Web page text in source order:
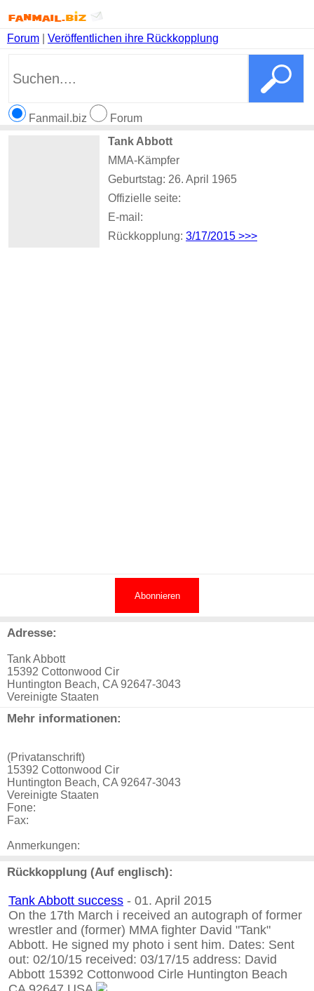
Forum Veröffentlichen ihre Rückkopplung
Fanmail.biz
Forum
Tank Abbott
MMA-Kämpfer
Geburtstag: 26. April 1965
Offizielle seite:
E-mail:
Rückkopplung: 3/17/2015 >>>
Abonnieren
Adresse:
Tank Abbott
15392 Cottonwood Cir
Huntington Beach, CA 92647-3043
Vereinigte Staaten
Mehr informationen:
(Privatanschrift)
15392 Cottonwood Cir
Huntington Beach, CA 92647-3043
Vereinigte Staaten
Fone:
Fax:
Anmerkungen:
Rückkopplung (Auf englisch):
Tank Abbott success - 01. April 2015
On the 17th March i received an autograph of former
wrestler and (former) MMA fighter David "Tank"
Abbott. He signed my photo i sent him. Dates: Sent
out: 02/10/15 received: 03/17/15 address: David
Abbott 15392 Cottonwood Cirle Huntington Beach